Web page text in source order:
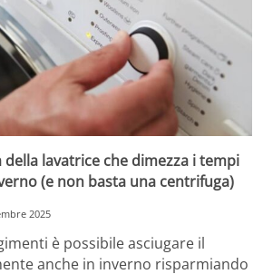
della lavatrice che dimezza i tempi
(e non basta una centrifuga)
2025
è possibile asciugare il
anche in inverno risparmiando